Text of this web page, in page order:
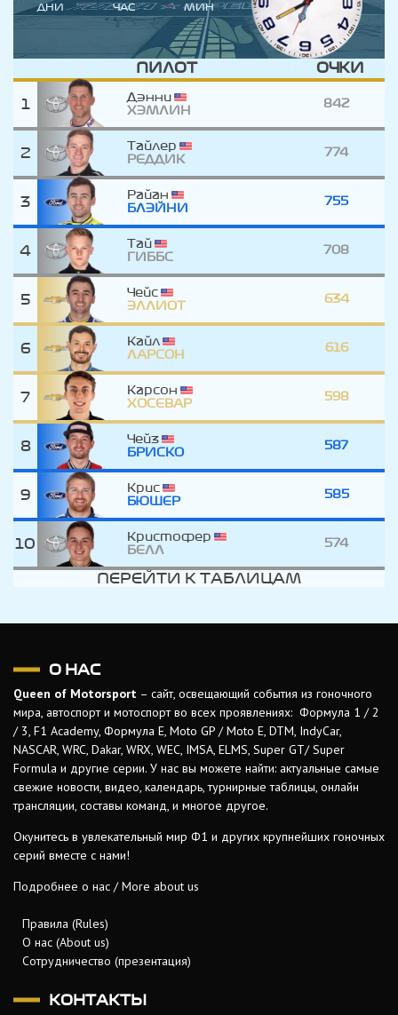
ДНИ ЧАС МИН
ПИЛОТ ОЧКИ
1
Дэнни
ХЭМЛИН
842
2
Тайлер
РЕДДИК
774
3
Райан
БЛЭЙНИ
755
4
Тай
ГИББС
708
5
Чейс
ЭЛЛИОТ
634
6
Кайл
ЛАРСОН
616
7
Карсон
ХОСЕВАР
598
8
Чейз
БРИСКО
587
9
Крис
БЮШЕР
585
10
Кристофер
БЕЛЛ
574
ПЕРЕЙТИ К ТАБЛИЦАМ
О НАС
Queen of Motorsport – сайт, освещающий события из гоночного
мира, автоспорт и мотоспорт во всех проявлениях: Формула 1 / 2
/ 3, F1 Academy, Формула Е, Moto GP / Moto E, DTM, IndyCar,
NASCAR, WRC, Dakar, WRX, WEC, IMSA, ELMS, Super GT/ Super
Formula и другие серии. У нас вы можете найти: актуальные самые
свежие новости, видео, календарь, турнирные таблицы, онлайн
трансляции, составы команд, и многое другое.
Окунитесь в увлекательный мир Ф1 и других крупнейших гоночных
серий вместе с нами!
Подробнее о нас / More about us
Правила (Rules)
О нас (About us)
Сотрудничество (презентация)
КОНТАКТЫ